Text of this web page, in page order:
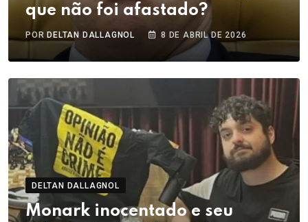
que não foi afastado?
POR DELTAN DALLAGNOL 8 DE ABRIL DE 2026
DELTAN DALLAGNOL
Monark inocentado e seu